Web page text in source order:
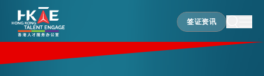
签证资讯
签证资讯